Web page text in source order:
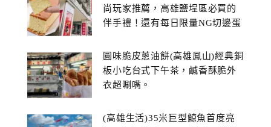
尚玩家推薦，高雄鹽埕區必買的
伴手禮！還有每日限量NG切邊蛋
圓味脆皮蔥油餅(高雄鳳山)經典銅
板小吃台式下午茶，鹹香酥脆外
衣超唰嘴。
(高雄生活)35米巨型鯨魚首度亮